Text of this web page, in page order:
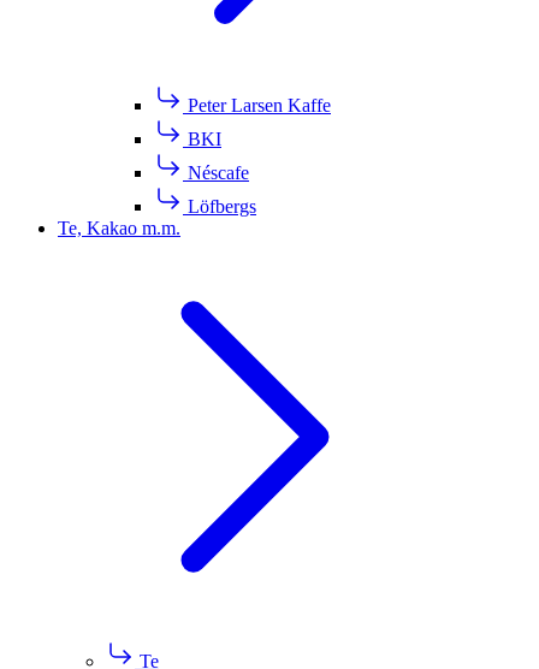
Peter Larsen Kaffe
BKI
Néscafe
Löfbergs
Te, Kakao m.m.
Te